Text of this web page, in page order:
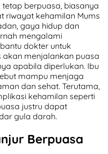
berpuasa, biasanya
riwayat kehamilan Mums
gaya hidup dan
mengalami
dokter untuk
menjalankan puasa
apabila diperlukan. Ibu
mampu menjaga
dan sehat. Terutama,
kehamilan seperti
justru dapat
gula darah.
Berpuasa